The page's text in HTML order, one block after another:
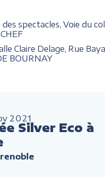
spectacles, Voie du
Claire Delage, Rue
BOURNAY
2021
Silver Eco à